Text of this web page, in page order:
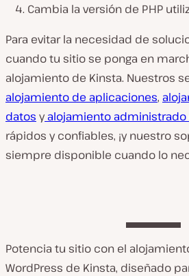
Cambia la versión de PHP
Para evitar la necesidad de
cuando tu sitio se ponga en
alojamiento de Kinsta. Nuestros
alojamiento de aplicaciones,
datos yalojamiento administrado
rápidos y confiables, ¡y nuestro
siempre disponible cuando lo
Potencia tu sitio con el
WordPress de Kinsta, diseñado